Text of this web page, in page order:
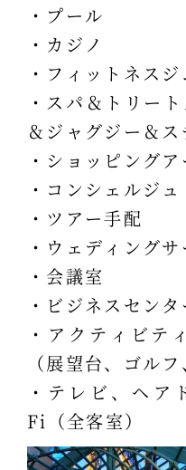
・プール
・カジノ
・フィットネスジ
・スパ＆トリー
＆ジャグジー＆
・ショッピング
・コンシェルジュ
・ツアー手配
・ウェディングサ
・会議室
・ビジネスセンタ
・アクティビテ
（展望台、ゴルフ
・テレビ、ヘ
Fi（全客室）